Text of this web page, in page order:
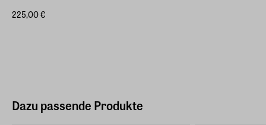
225,00 €
Dazu passende Produkte